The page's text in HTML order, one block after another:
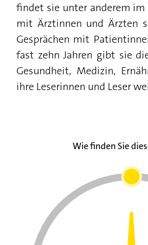
findet sie unter anderem
mit Ärztinnen und Ärzten
Gesprächen mit
fast zehn Jahren gibt sie
Gesundheit, Medizin,
ihre Leserinnen und Leser
Wie finden Sie